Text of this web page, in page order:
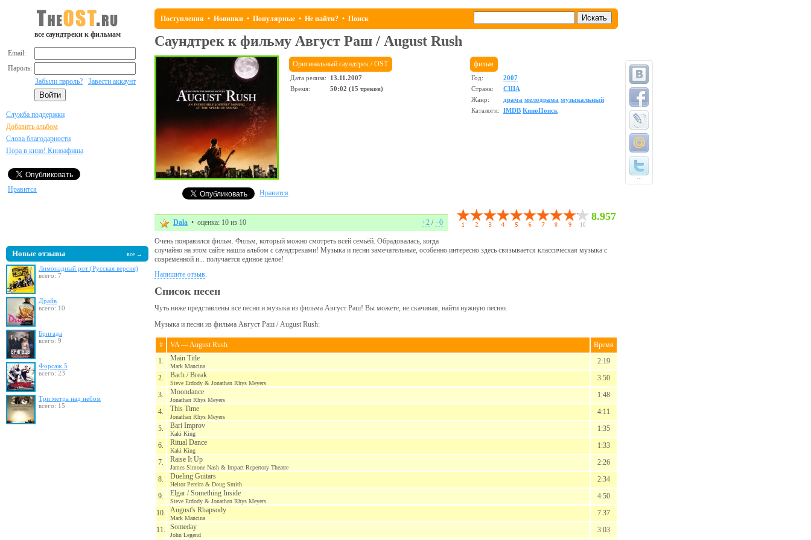
все саундтреки к фильмам
Email:
Пароль:
Забыли пароль?
Завести аккаунт
Служба поддержки
Добавить альбом
Слова благодарности
Пора в кино! Киноафиша
Нравится
Новые отзывы все →
Лимонадный рот (Русская версия)
всего: 7
Драйв
всего: 10
Бригада
всего: 9
Форсаж 5
всего: 23
Три метра над небом
всего: 15
Поступления • Новинки • Популярные • Не найти? • Поиск
Саундтрек к фильму Август Раш / August Rush
Оригинальный саундтрек / OST
Дата релиза:
13.11.2007
Время:
50:02 (15 треков)
фильм
Год:
2007
Страна:
США
Жанр:
драма мелодрама музыкальный
Каталоги: IMDB КиноПоиск
Нравится
8.957
Dala • оценка: 10 из 10 +2 /−0
Очень понравился фильм. Фильм, который можно смотреть всей семьёй. Обрадовалась, когда
случайно на этом сайте нашла альбом с саундтреками! Музыка и песни замечательные, особенно интересно здесь связывается классическая музыка с
современной и... получается единое целое!
Напишите отзыв.
Список песен
Чуть ниже представлены все песни и музыка из фильма Август Раш! Вы можете, не скачивая, найти нужную песню.
Музыка и песни из фильма Август Раш / August Rush:
# VA — August Rush
Время
1.
Main Title
Mark Mancina
2:19
2.
Bach / Break
Steve Erdody & Jonathan Rhys Meyers
3:50
3.
Moondance
Jonathan Rhys Meyers
1:48
4.
This Time
Jonathan Rhys Meyers
4:11
5.
Bari Improv
Kaki King
1:35
6.
Ritual Dance
Kaki King
1:33
7.
Raise It Up
James Simone Nash & Impact Repertory Theatre
2:26
8.
Dueling Guitars
Heitor Pereira & Doug Smith
2:34
9.
Elgar / Something Inside
Steve Erdody & Jonathan Rhys Meyers
4:50
10.
August's Rhapsody
Mark Mancina
7:37
11.
Someday
John Legend
3:03
...